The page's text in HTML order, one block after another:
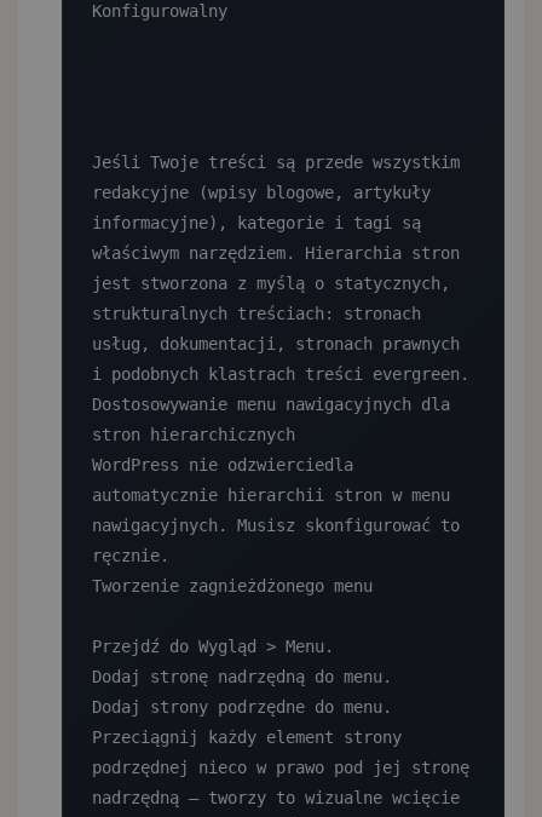
Konfigurowalny
Jeśli Twoje treści są przede wszystkim
redakcyjne (wpisy blogowe, artykuły
informacyjne), kategorie i tagi są
właściwym narzędziem. Hierarchia stron
jest stworzona z myślą o statycznych,
strukturalnych treściach: stronach
usług, dokumentacji, stronach prawnych
i podobnych klastrach treści evergreen.
Dostosowywanie menu nawigacyjnych dla
stron hierarchicznych
WordPress nie odzwierciedla
automatycznie hierarchii stron w menu
nawigacyjnych. Musisz skonfigurować to
ręcznie.
Tworzenie zagnieżdżonego menu
Przejdź do Wygląd > Menu.
Dodaj stronę nadrzędną do menu.
Dodaj strony podrzędne do menu.
Przeciągnij każdy element strony
podrzędnej nieco w prawo pod jej stronę
nadrzędną — tworzy to wizualne wcięcie